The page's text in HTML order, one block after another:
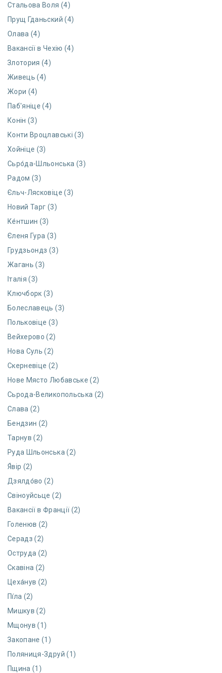
Стальова Воля (4)
Прущ Гданьский (4)
Олава (4)
Вакансії в Чехію (4)
Злотория (4)
Живець (4)
Жори (4)
Паб'яніце (4)
Конін (3)
Конти Вроцлавські (3)
Хойніце (3)
Сьро́да-Шльонська (3)
Радом (3)
Єльч-Лясковіце (3)
Новий Тарг (3)
Ке́нтшин (3)
Єленя Гура (3)
Грудзьондз (3)
Жагань (3)
Італія (3)
Ключборк (3)
Болеславець (3)
Польковіце (3)
Вейхерово (2)
Нова Суль (2)
Скерневіце (2)
Нове Място Любавське (2)
Сьрода-Великопольська (2)
Слава (2)
Бендзин (2)
Тарнув (2)
Руда Шльонська (2)
Я́вір (2)
Дзялдо́во (2)
Свіноуйсьце (2)
Вакансії в Франції (2)
Голенюв (2)
Серадз (2)
Оструда (2)
Скавіна (2)
Цеха́нув (2)
Пі́ла (2)
Мишкув (2)
Мщонув (1)
Закопане (1)
Поляниця-Здруй (1)
Пщина (1)